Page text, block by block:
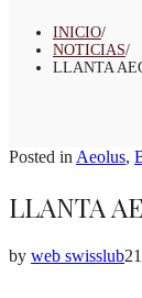
INICIO/
NOTICIAS/
LLANTA
Posted in Aeolus,
LLANTA
by web swisslub